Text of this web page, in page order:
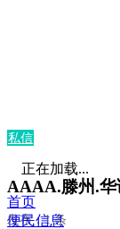
私信
AAAA.滕州.华
发布：1 条
正在加载...
首页
便民信息